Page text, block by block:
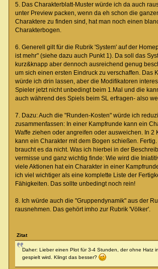
5. Das Charakterblatt-Muster würde ich da auch
unter Preview packen, wenn da eh schon die
Charaktere zu finden sind, hat man noch einen
Charakterbogen.
6. Generell gilt für die Rubrik 'System' auf der
ist mehr" (siehe dazu auch Punkt 1). Da soll das
kurz&knapp aber dennoch ausreichend genug
um sich einen ersten Eindruck zu verschaffen. Das
würde ich drin lassen, aber die Modifikatoren
Spieler jetzt nicht unbedingt beim 1.Mal und die
auch während des Spiels beim SL erfragen- also
7. Dazu: Auch die "Runden-Kosten" würde ich
zusammenfassen: In einer Kampfrunde kann ein
Waffe ziehen oder angreifen oder ausweichen. In 2
kann ein Charakter mit dem Bogen schießen.
braucht es da nicht. Was ich hierbei in der
vermisse und ganz wichtig finde: Wie wird die
viele Aktionen hat ein Charakter in einer
ich viel wichtiger als eine komplette Liste der
Fähigkeiten. Das sollte unbedingt noch rein!
8. Ich würde auch die "Gruppendynamik" aus der
rausnehmen. Das gehört imho zur Rubrik 'Völker'.
Zitat
Daher: Lieber einen Plot für 3-4 Stunden, der ohne Hatz
gespielt wird. Klingt das besser?